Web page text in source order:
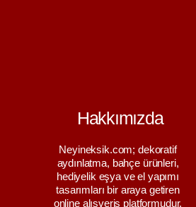
Hakkımızda
Neyineksik.com; dekoratif
aydınlatma, bahçe ürünleri,
hediyelik eşya ve el yapımı
tasarımları bir araya getiren
online alışveriş platformudur.